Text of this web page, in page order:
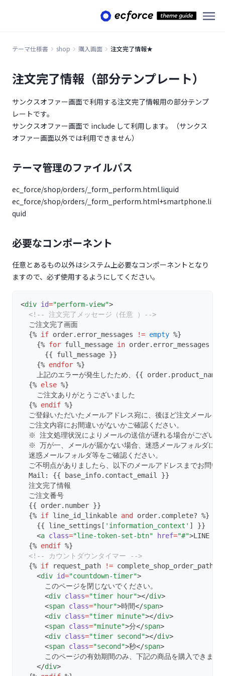
チェックリスト★
注文完了情報★
テーマ管理のファイルパス
必要なコンポーネント
サンクスクロスセル★
詳細
商品一覧
商品カテゴリー画面
一覧
詳細
セレクション画面
一覧
ランキング画面
会員ログイン/会員登録
会員ログイン/会員登録画面
会員登録
会員登録画面
パスワードリセット
パスワードリセット案内画面
パスワードリセット画面
マイページ
基本情報
トップ
基本情報変更
本会員登録
アンケート回答結果★
パスワード
お届け先住所
新規登録
入力フォーム★
一覧・登録
購入履歴
基本情報
お届け先住所
受取店舗
部分テンプレート
購入履歴詳細タブ★
定期受注
解約理由
お届け先
商品情報
商品追加
商品の追加
商品一括変更
一括編集
購入履歴
お届け予定日カレンダー
カレンダー
一部商品の配送サイクル変更
ポイント
履歴一覧
お気に入り
招待クーポン
スマレジ
バーコード画面
お知らせカテゴリー
お問い合わせ
確認画面
完了画面
セット商品
部分テンプレート(shared_partial)
header★
nav★
footer★
preview_footer★
sidebar★
body_google_tag_manager★
head_google_tag_manager★
cart_modal★
available_coupon_list★
パスワード保護画面
パスワード保護画面
パスワード入力画面
部分テンプレート
ヘッダー★
コンテンツ★
レイアウト
購入以外
パスワード保護
テーマ仕様書 更新履歴
2021年
2021/07/06更新
2021/08/04更新
2021/08/31更新
2021/09/29更新
2021/11/11更新
2021/12/14更新
2022年
2022/02/07更新
2022/04/07更新
2022/05/20更新
2022/06/14更新
2022/07/12更新
2022/08/09更新
2022/09/20更新
2022/12/21更新
2023年
2023/01/18更新
2023/02/15更新
2023/03/14更新
2023/04/13更新
2023/05/16更新
2023/06/20更新
2023/07/19更新
2023/08/15更新
2023/09/20更新
2024年
2024/01/23更新
2024/02/20更新
2024/03/21更新
2024/04/18更新
2024/05/23更新
2024/06/20更新
2024/07/18更新
2024/08/22更新
2025年
2025/01/21更新
2025/02/19更新
2025/03/18更新
2025/04/15更新
2025/05/20更新
2025/06/17更新
2025/07/15更新
2026年
2026/01/22更新
2026/02/19更新
2026/03/18更新
2026/04/15更新
2026/06/23更新
使い方のヒント
タイトルタグ等 meta tag を設定する方法
商品詳細ページで利用できる変数
LINE ID連携時のデフォルトボタンを表示させる方法
購入時、会員登録必須（ゲスト購入させず）かつ会員登録画面
をはさまずに購入させる方法
Liquidオブジェクト一覧
はじめに
ページ内で使用可能なLiquid変数
はじめに
テーマ仕様書 shop 購入画面 注文完了情報★
注文完了情報（部分テンプレート）
サンクスオファー画面で利用する注文完了情報用の部分テンプ
レートです。
サンクスオファー画面で include して利用します。（サンクス
オファー画面以外では利用できません）
テーマ管理のファイルパス
ec_force/shop/orders/_form_perform.html.liquid
ec_force/shop/orders/_form_perform.html+smartphone.li
quid
必要なコンポーネント
任意とあるもの以外はシステム上必要なコンポーネントとなり
ますので、必ず使用するようにしてください。
<div id="perform-view">
<!-- 注文完了メッセージ（任意 ）-->
  ご注文完了画面
  {%
if order.error_messages != empty %}
    {%
for full_message in order.error_messages %}
      {{ full_message }}
    {%
endfor %}
上記のエラーが発生したため、{{
  {%
else %}
    ご注文ありがとうございました
  {%
endif %}
ご登録いただいたメールアドレス宛に、後ほど注文メールを
  ご注文内容にお間違いがないかご確認ください。
※ 注文処理状況によりメールの送信が遅れる場合がございま
※ 万が一、メールが届かない場合、迷惑メールフォルダに振
  迷惑メールフォルダ等をご確認ください。
ご不明点がありましたら、以下のメールアドレスまでお問い
  Mail: {{ base_info.contact_email }}
  注文完了情報
  ご注文番号
  {{ order.number }}
  {%
if line_id_linkable and
order.complete? %}
    {{ line_settings[
'information_context' ] }}
    <
a class="line-token-set-btn" href="#">LINE ID
  {%
endif %}
<!-- カウントダウンタイマー -->
  {%
if request_path != complete_shop_order_path
    <
div id="countdown-timer">
      このページを閉じないでください。
      <
div class="timer hour"></div>
      <
span class="hour">時間</span>
      <
div class="timer minute"></div>
      <
span class="minute">分</span>
      <
div class="timer second"></div>
      <
span class="second">秒</span>
このページの有効期間のみ、下記の商品を購入できます
    </
div>